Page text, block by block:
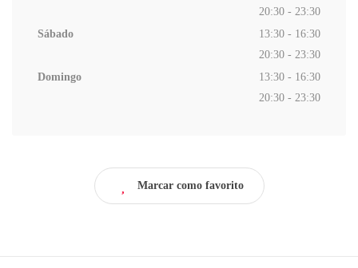
20:30 - 23:30
Sábado
13:30 - 16:30
20:30 - 23:30
Domingo
13:30 - 16:30
20:30 - 23:30
Marcar como favorito